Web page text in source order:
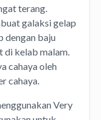
terang.
galaksi gelap
dengan baju
kelab malam.
cahaya oleh
cahaya.
Very